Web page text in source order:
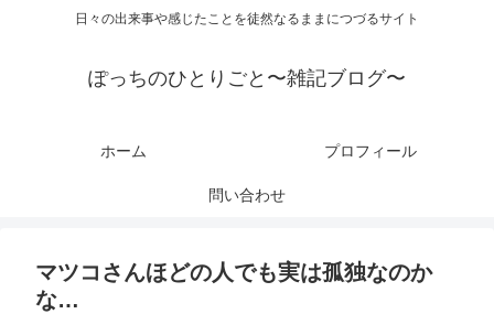
日々の出来事や感じたことを徒然なるままにつづるサイト
ぽっちのひとりごと〜雑記ブログ〜
ホーム プロフィール
問い合わせ
マツコさんほどの人でも実は孤独なのか
な…